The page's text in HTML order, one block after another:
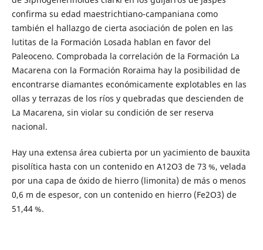
confirma su edad maestrichtiano-campaniana como
también el hallazgo de cierta asociación de polen en las
lutitas de la Formación Losada hablan en favor del
Paleoceno. Comprobada la correlación de la Formación La
Macarena con la Formación Roraima hay la posibilidad de
encontrarse diamantes económicamente explotables en las
ollas y terrazas de los ríos y quebradas que descienden de
La Macarena, sin violar su condición de ser reserva
nacional.
Hay una extensa área cubierta por un yacimiento de bauxita
pisolítica hasta con un contenido en A12O3 de 73 %, velada
por una capa de óxido de hierro (limonita) de más o menos
0,6 m de espesor, con un contenido en hierro (Fe2O3) de
51,44 %.